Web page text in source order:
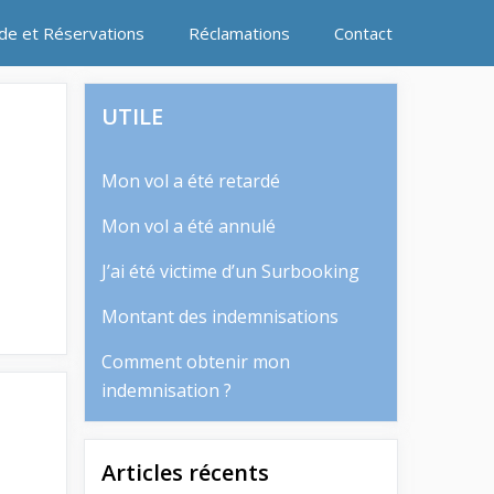
et Réservations Réclamations Contact
UTILE
Mon vol a été retardé
Mon vol a été annulé
J’ai été victime d’un Surbooking
Montant des indemnisations
Comment obtenir mon
indemnisation ?
Articles récents